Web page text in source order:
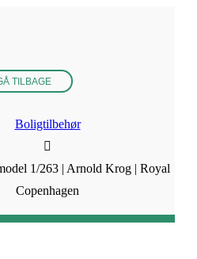
TILBAGE
Boligtilbehør
1/263 | Arnold Krog | Royal
Copenhagen